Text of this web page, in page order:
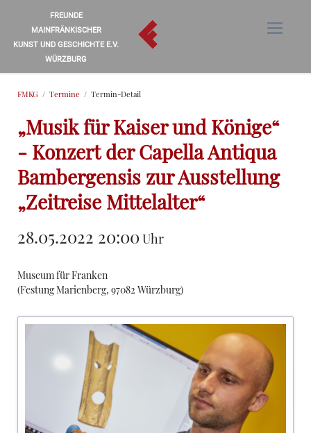
FREUNDE
MAINFRÄNKISCHER
KUNST UND GESCHICHTE E.V.
WÜRZBURG
FMKG Termine Termin-Detail
„Musik für Kaiser und Könige“
- Konzert der Capella Antiqua
Bambergensis zur Ausstellung
„Zeitreise Mittelalter“
28.05.2022 20:00 Uhr
Museum für Franken
(Festung Marienberg, 97082 Würzburg)